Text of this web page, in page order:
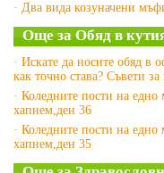
· Два вида козуначени
Още за Обяд в
· Искате да носите обяд в
как точно става? Съвети
· Коледните пости на
хапнем,ден 36
· Коледните пости на
хапнем,ден 35